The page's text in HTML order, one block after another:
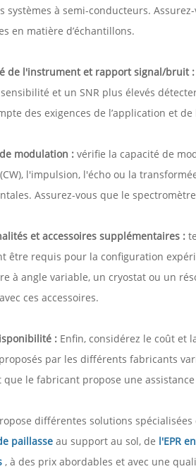
systèmes à semi-conducteurs.
en matière d’échantillons.
de l'instrument et rapport signal/bruit :
sensibilité et un SNR plus élevés
des exigences de l’application et
modulation : vérifie la capacité de
l'impulsion, l'écho ou la
Assurez-vous que le
et accessoires supplémentaires :
être requis pour la configuration
à angle variable, un cryostat ou un
ces accessoires.
: Enfin, considérez le coût et
par les différents fabricants
que le fabricant propose une
différentes solutions
paillasse au support au sol, de l'EPR
, à des prix abordables et avec une